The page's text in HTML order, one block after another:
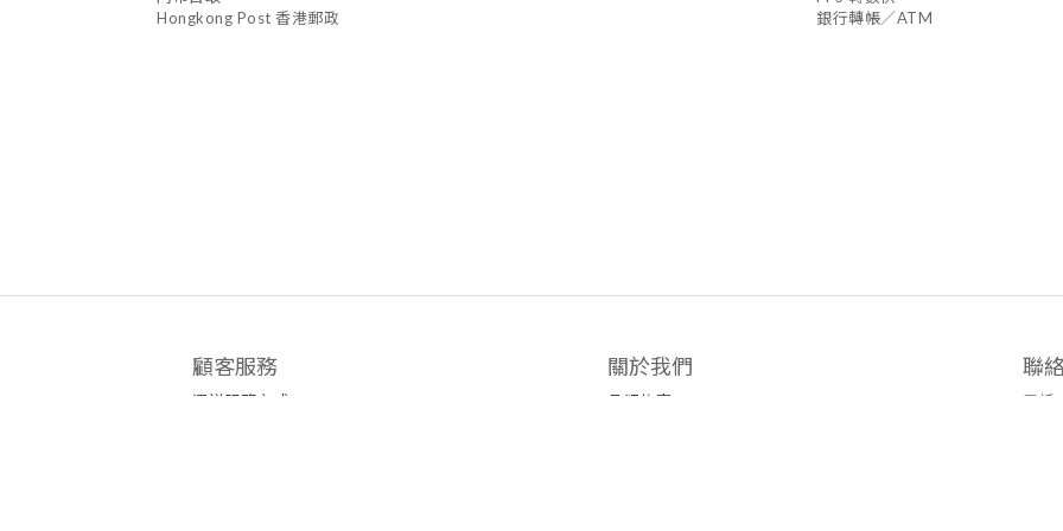
Hongkong Post 香港郵政
銀行轉帳／ATM
顧客服務
運送服務方式
關於我們
品牌故事
聯
電話